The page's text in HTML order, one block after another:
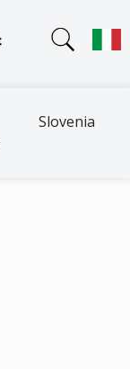
Slovenia